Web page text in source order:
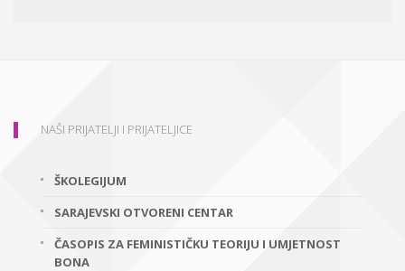
NAŠI PRIJATELJI I PRIJATELJICE
ŠKOLEGIJUM
SARAJEVSKI OTVORENI CENTAR
ČASOPIS ZA FEMINISTIČKU TEORIJU I UMJETNOST
BONA